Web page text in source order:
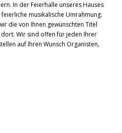
In der Feierhalle unseres Hauses
musikalische Umrahmung.
die von Ihnen gewünschten Titel
Wir sind offen für jeden Ihrer
auf Ihren Wunsch Organisten,